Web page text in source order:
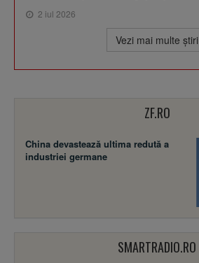
2 iul 2026
Vezi mai multe ştiri
ZF.RO
China devastează ultima redută a
industriei germane
SMARTRADIO.RO